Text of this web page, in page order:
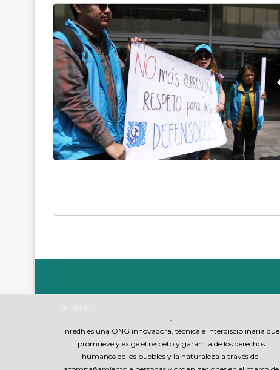
.
Inredh es una ONG innovadora, técnica e interdisciplinaria que
promueve y exige el respeto y garantia de los derechos
humanos de los pueblos y la naturaleza a través del